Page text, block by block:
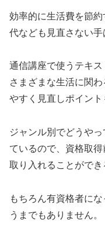
効率的に生活費を節
代なども見直さない手
通信講座で使うテキス
さまざまな生活に関
やすく見直しポイント
ジャンル別でどうや
ているので、資格取
取り入れることができ
もちろん有資格者に
うまでもありません。